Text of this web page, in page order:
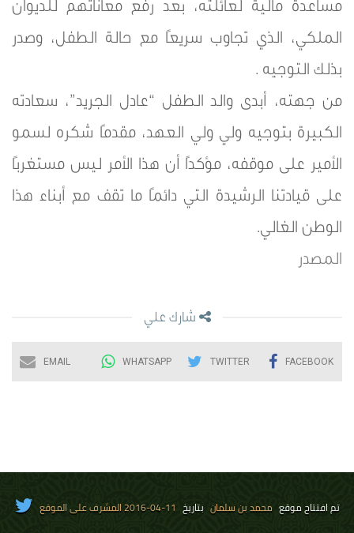
مساعدة مالية لعائلته، بعد رفع معاناتهم للديوان
الملكي، الذي تجاوب سريعًا مع حالة الطفل، وصدر
بذلك التوجيه .
من جهته، أبدى والد الطفل “عادل الجريد”، سعادته
الكبيرة بتوجيه ولي ولي العهد، مقدمًا شكره لسمو
الأمير على موقفه، مؤكدًا أن هذا الأمر ليس مستغربًا
على قيادتنا الرشيدة التي دائمًا ما تقف مع أبناء هذا
الوطن الغالي.
المصدر
شارك علي
FACEBOOK
TWITTER
WHATSAPP
EMAIL
تم افتتاح موقع محمد بن سلمان بتاريخ 11-04-2016 المشرف على الموقع